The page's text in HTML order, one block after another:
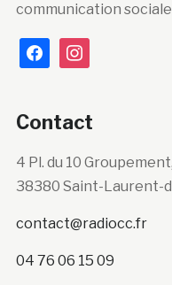
communication
facebookinstagram
Contact
4 Pl. du 10 Groupement,
38380 Saint-Laurent-
contact@radiocc.fr
04 76 06 15 09